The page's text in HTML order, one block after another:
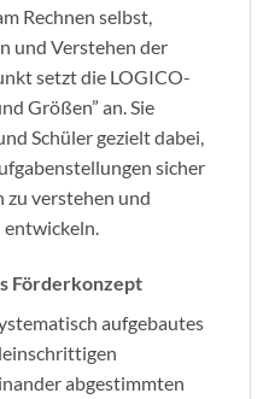
Rechnen selbst,
und Verstehen der
setzt die LOGICO-
Größen” an. Sie
Schüler gezielt dabei,
sicher
zu verstehen und
entwickeln.
Förderkonzept
aufgebautes
abgestimmten